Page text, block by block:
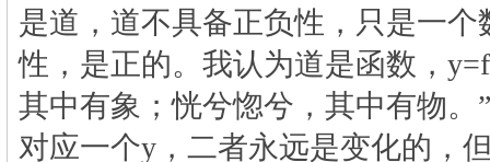
是道，道不具备正负性，只是一个
性，是正的。我认为道是函数， y=f
其中有象；恍兮惚兮，其中有物。
对应一个y，二者永远是变化的，